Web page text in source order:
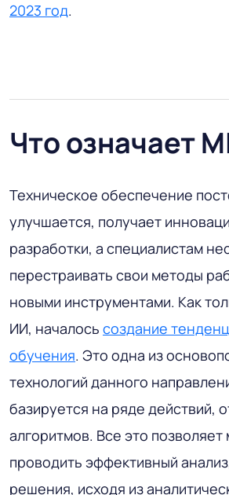
2023 год.
Что означает
Техническое обеспечение
улучшается, получает
разработки, а специалистам
перестраивать свои методы
новыми инструментами. Как
ИИ, началось создание
обучения. Это одна из
технологий данного
базируется на ряде действий,
алгоритмов. Все это
проводить эффективный
решения, исходя из